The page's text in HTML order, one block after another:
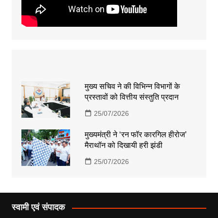
मुख्य सचिव ने की विभिन्न विभागों के
प्रस्तावों को वित्तीय संस्तुति प्रदान
25/07/2026
मुख्यमंत्री ने ‘रन फॉर कारगिल हीरोज’
मैराथॉन को दिखायी हरी झंडी
25/07/2026
स्वामी एवं संपादक